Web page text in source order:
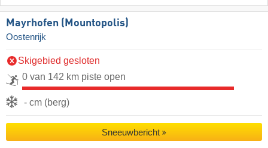
Mayrhofen (Mountopolis)
Oostenrijk
Skigebied gesloten
0 van 142 km piste open
- cm (berg)
Sneeuwbericht